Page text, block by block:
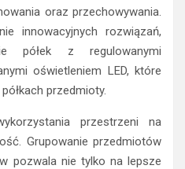
oraz przechowywania.
innowacyjnych rozwiązań,
półek z regulowanymi
oświetleniem LED, które
przedmioty.
przestrzeni na
Grupowanie przedmiotów
pozwala nie tylko na lepsze